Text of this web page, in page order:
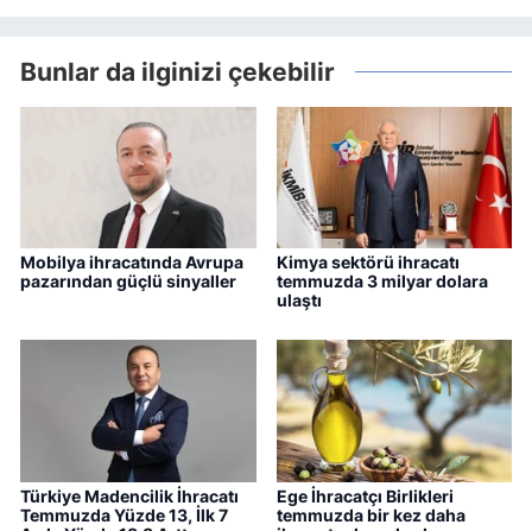
Bunlar da ilginizi çekebilir
Mobilya ihracatında Avrupa
pazarından güçlü sinyaller
Kimya sektörü ihracatı
temmuzda 3 milyar dolara
ulaştı
Türkiye Madencilik İhracatı
Temmuzda Yüzde 13, İlk 7
Ege İhracatçı Birlikleri
temmuzda bir kez daha